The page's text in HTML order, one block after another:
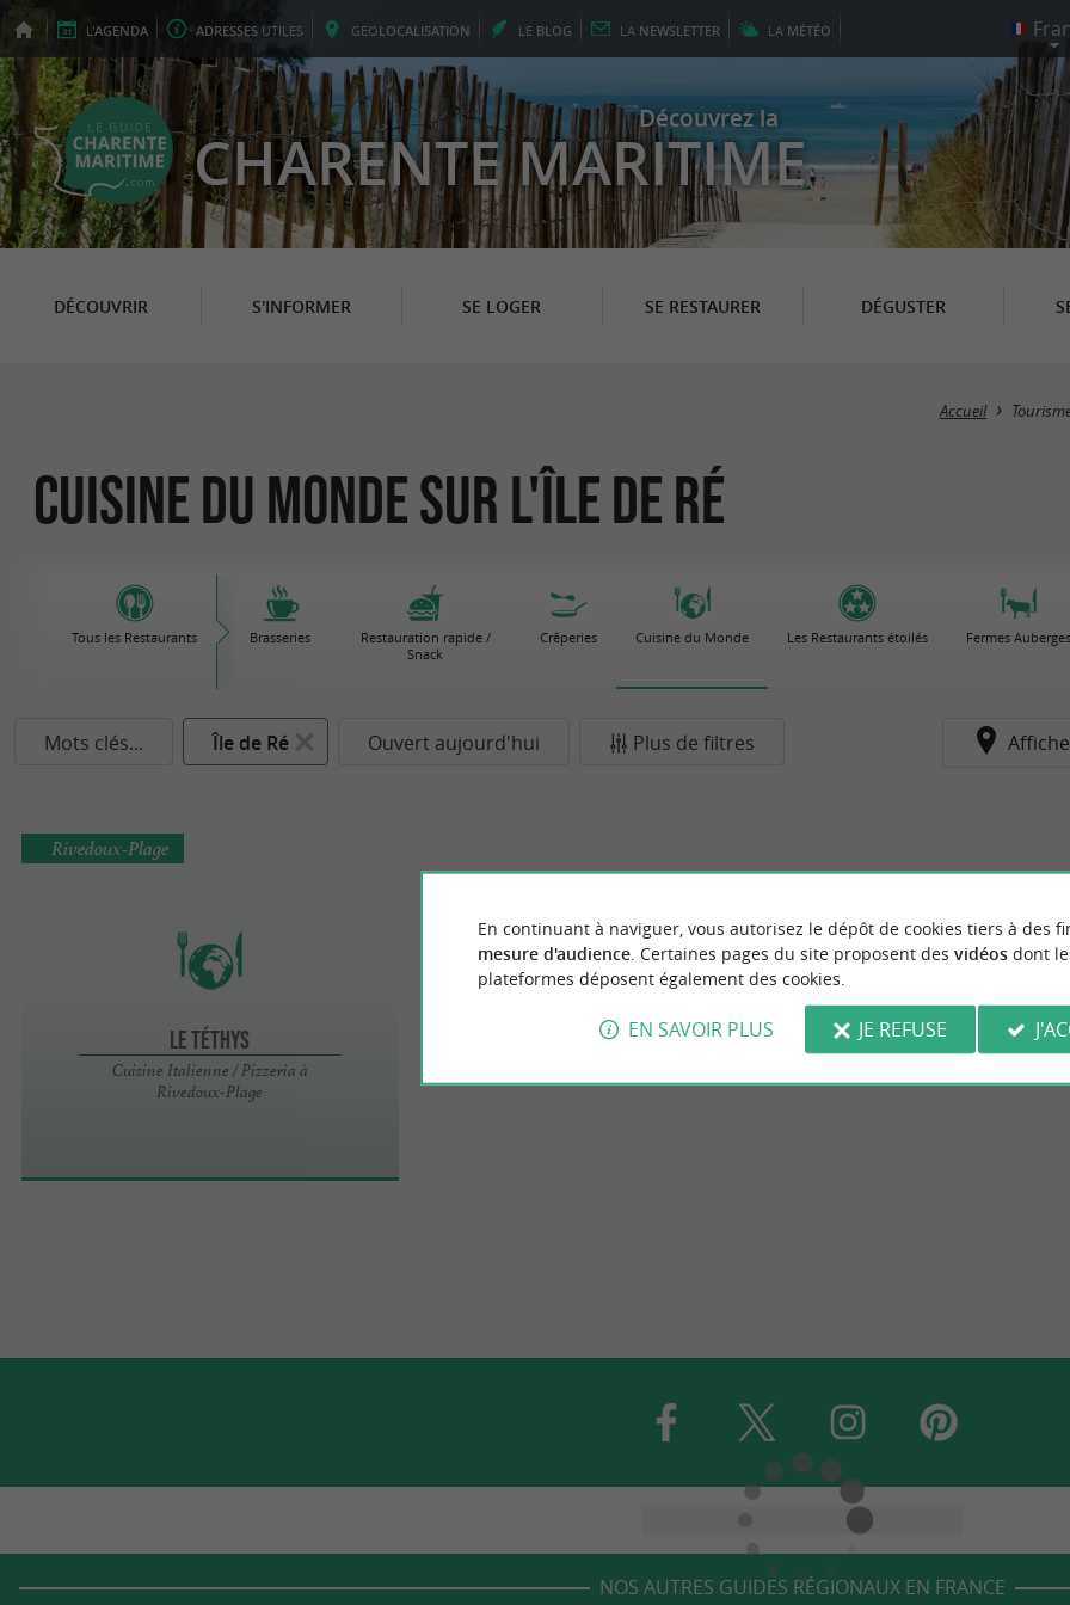
L'AGENDA ADRESSES UTILES GEOLOCALISATION LE BLOG LA NEWSLETTER LA MÉTÉO
Découvrez la
CHARENTE MARITIME
DÉCOUVRIR S'INFORMER SE LOGER SE RESTAURER DÉGUSTER
Accueil
Cuisine du Monde sur l'Île de Ré
Tous les Restaurants Brasseries
Restauration rapide /
Snack
Crêperies Cuisine du Monde Les Restaurants étoilés Fermes Auberges
Mots clés... Île de Ré Ouvert aujourd'hui Plus de filtres
Le Téthys
Cuisine Italienne / Pizzeria à
Rivedoux-Plage
Rivedoux-Plage
NOS AUTRES GUIDES RÉGIONAUX EN FRANCE
En continuant à naviguer, vous autorisez le dépôt de cookies tiers à des
mesure d'audience. Certaines pages du site proposent des vidéosdont
plateformes déposent également des cookies.
EN SAVOIR PLUS JE REFUSE